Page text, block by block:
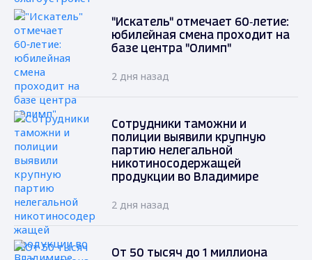
"Искатель" отмечает 60‑летие:
юбилейная смена проходит на
базе центра "Олимп"
2 дня назад
Сотрудники таможни и
полиции выявили крупную
партию нелегальной
никотиносодержащей
продукции во Владимире
2 дня назад
От 50 тысяч до 1 миллиона